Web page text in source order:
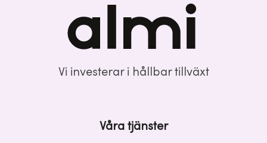
Vi investerar i hållbar tillväxt
Våra tjänster